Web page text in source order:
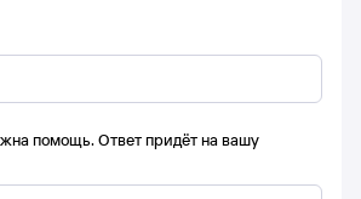
помощь. Ответ придёт на вашу